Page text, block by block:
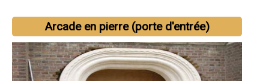
Arcade en pierre (porte d'entrée)